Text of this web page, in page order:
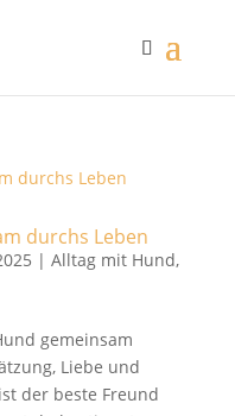
durchs Leben
| Alltag mit Hund,
gemeinsam
Liebe und
der beste Freund